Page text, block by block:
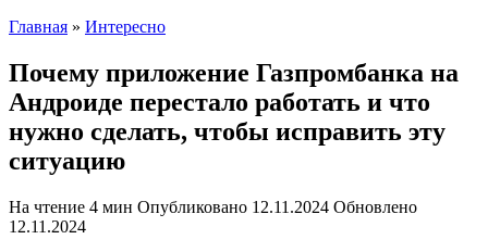
Главная » Интересно
Почему приложение Газпромбанка на
Андроиде перестало работать и что
нужно сделать, чтобы исправить эту
ситуацию
На чтение 4 мин Опубликовано 12.11.2024 Обновлено
12.11.2024